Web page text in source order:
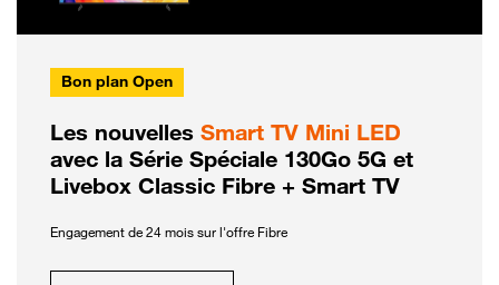
Bon plan Open
Les nouvelles Smart TV Mini LED
avec la Série Spéciale 130Go 5G et
Livebox Classic Fibre + Smart TV
Engagement de 24 mois sur l'offre Fibre